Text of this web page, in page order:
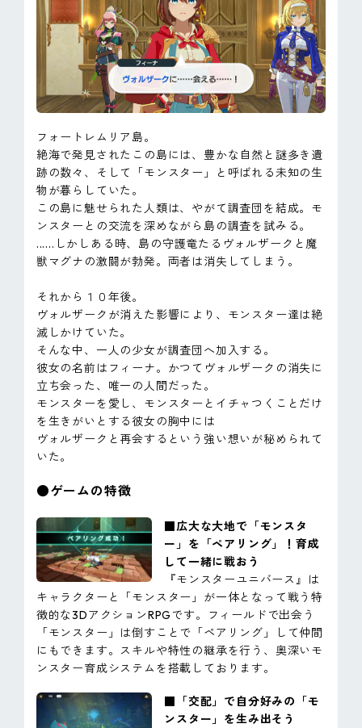
フォートレムリア島。
絶海で発見されたこの島には、豊かな自然と謎多き遺
跡の数々、そして「モンスター」と呼ばれる未知の生
物が暮らしていた。
この島に魅せられた人類は、やがて調査団を結成。モ
ンスターとの交流を深めながら島の調査を試みる。
......しかしある時、島の守護竜たるヴォルザークと魔
獣マグナの激闘が勃発。両者は消失してしまう。
それから１０年後。
ヴォルザークが消えた影響により、モンスター達は絶
滅しかけていた。
そんな中、一人の少女が調査団へ加入する。
彼女の名前はフィーナ。かつてヴォルザークの消失に
立ち会った、唯一の人間だった。
モンスターを愛し、モンスターとイチャつくことだけ
を生きがいとする彼女の胸中には
ヴォルザークと再会するという強い想いが秘められて
いた。
●ゲームの特徴
■広大な大地で「モンスタ
ー」を「ペアリング」！育成
して一緒に戦おう
『モンスターユニバース』は
キャラクターと「モンスター」が一体となって戦う特
徴的な3DアクションRPGです。フィールドで出会う
「モンスター」は倒すことで「ペアリング」して仲間
にもできます。スキルや特性の継承を行う、奥深いモ
ンスター育成システムを搭載しております。
■「交配」で自分好みの「モ
ンスター」を生み出そう